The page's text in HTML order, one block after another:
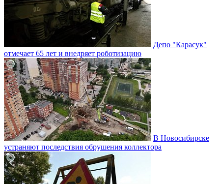
Депо "Карасук"
отмечает 65 лет и внедряет роботизацию
В Новосибирске
устраняют последствия обрушения коллектора